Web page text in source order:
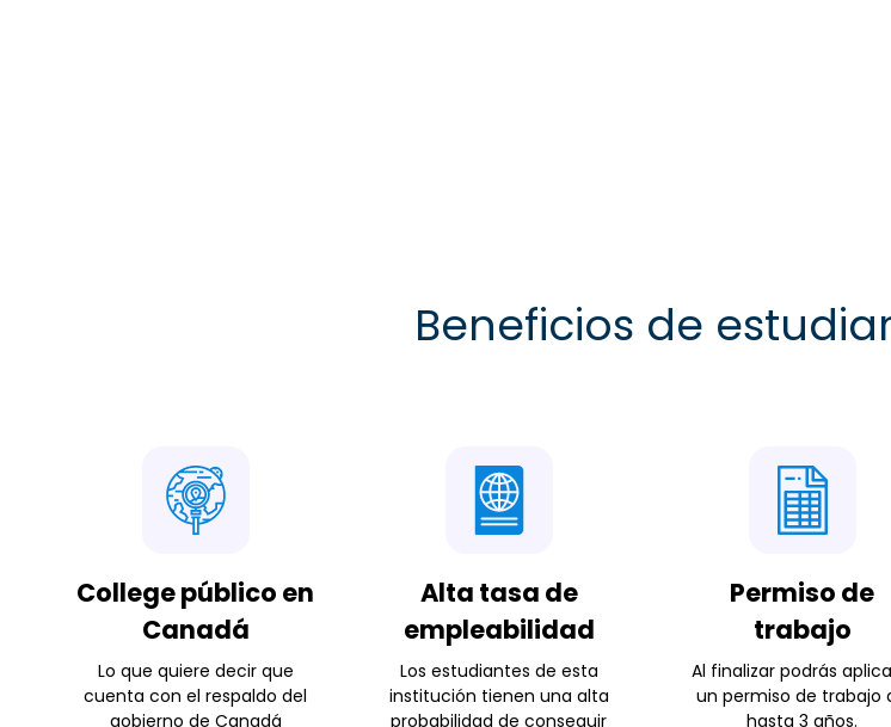
Beneficios de
College público en
Canadá
Lo que quiere decir que
cuenta con el respaldo del
gobierno de Canadá
Alta tasa de
empleabilidad
Los estudiantes de esta
institución tienen una alta
probabilidad de conseguir
Permiso de
trabajo
Al finalizar podrás
un permiso de trabajo
hasta 3 años.